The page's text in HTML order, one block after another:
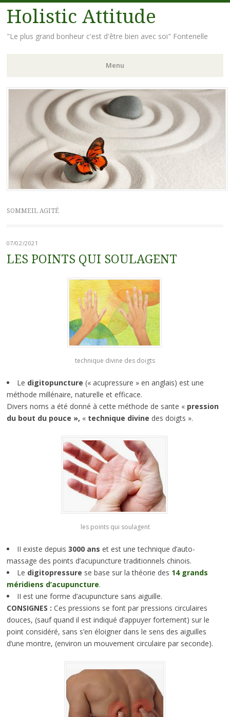
Holistic Attitude
"Le plus grand bonheur c'est d'être bien avec soi" Fontenelle
Menu
Aller
principal
SOMMEIL AGITÉ
07/02/2021
LES POINTS QUI SOULAGENT
technique divine des doigts
Le digitopuncture (« acupressure » en anglais) est une
méthode millénaire, naturelle et efficace.
Divers noms a été donné à cette méthode de sante « pression
du bout du pouce », « technique divine des doigts ».
les points qui soulagent
II existe depuis 3000 ans et est une technique d’auto-
massage des points d’acupuncture traditionnels chinois.
Le digitopressure se base sur la théorie des 14 grands
méridiens d’acupuncture.
II est une forme d’acupuncture sans aiguille.
CONSIGNES : Ces pressions se font par pressions circulaires
douces, (sauf quand il est indiqué d’appuyer fortement) sur le
point considéré, sans s’en éloigner dans le sens des aiguilles
d’une montre, (environ un mouvement circulaire par seconde).